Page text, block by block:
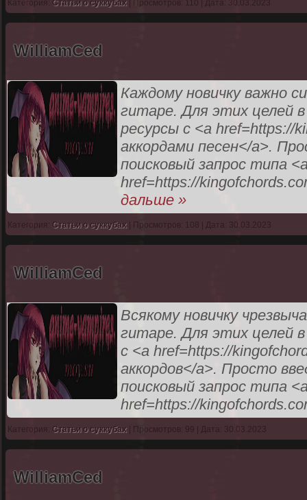
Категория: Статьи о суккубах | Просмотров: 110 | Дата: 30.03.2023
WilliamCed
Каждому новичку важно
гитаре. Для этих целей
ресурсы с <a href=https://
аккордами песен</a>.
поисковый запрос типа
href=https://
дальше »
Категория: Статьи о суккубах | Просмотров: 108 | Дата: 30.03.2023
WilliamCed
Всякому новичку
гитаре. Для этих целей
с <a href=https://
аккордов</a>. Просто
поисковый запрос типа
href=https://
Категория: Статьи о суккубах | Просмотров: 99 | Дата: 30.03.2023
WilliamCed